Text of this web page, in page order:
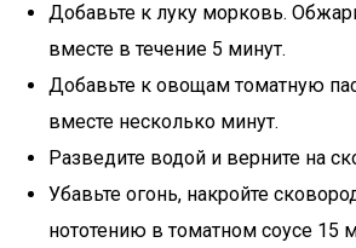
Добавьте к луку морковь.
вместе в течение 5 минут.
Добавьте к овощам томатную
вместе несколько минут.
Разведите водой и верните на
Убавьте огонь, накройте
нототению в томатном соусе 15